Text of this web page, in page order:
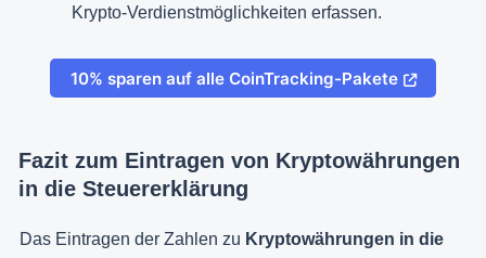
Krypto-Verdienstmöglichkeiten erfassen.
10% sparen auf alle CoinTracking-Pakete
Fazit zum Eintragen von Kryptowährungen
in die Steuererklärung
Das Eintragen der Zahlen zu Kryptowährungen in die